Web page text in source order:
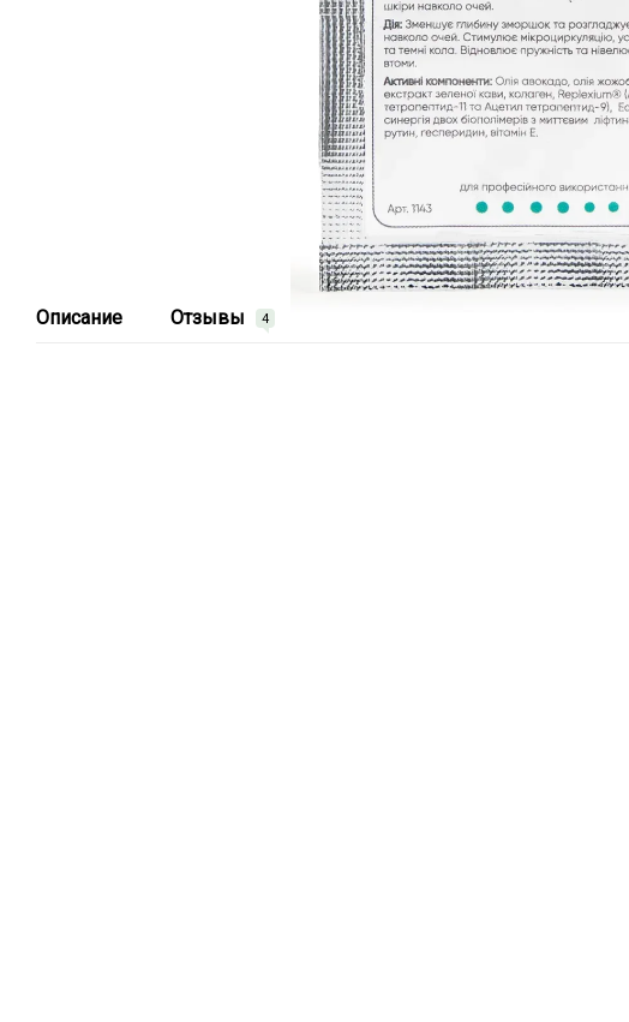
Описание Отзывы 4